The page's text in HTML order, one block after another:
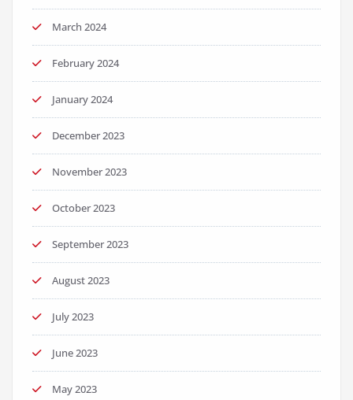
March 2024
February 2024
January 2024
December 2023
November 2023
October 2023
September 2023
August 2023
July 2023
June 2023
May 2023